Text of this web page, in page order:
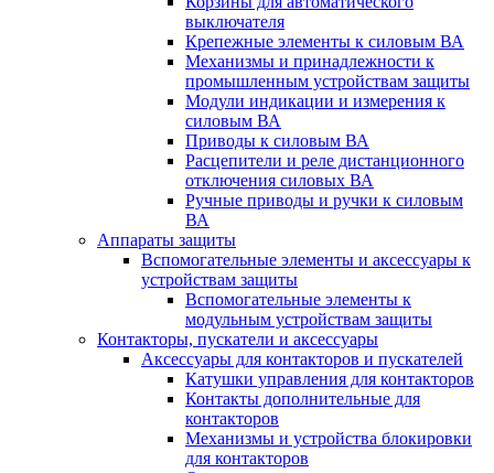
выключателя
Крепежные элементы к силовым ВА
Механизмы и принадлежности к
промышленным устройствам защиты
Модули индикации и измерения к
силовым ВА
Приводы к силовым ВА
Расцепители и реле дистанционного
отключения силовых ВА
Ручные приводы и ручки к силовым
ВА
Аппараты защиты
Вспомогательные элементы и аксессуары к
устройствам защиты
Вспомогательные элементы к
модульным устройствам защиты
Контакторы, пускатели и аксессуары
Аксессуары для контакторов и пускателей
Катушки управления для контакторов
Контакты дополнительные для
контакторов
Механизмы и устройства блокировки
для контакторов